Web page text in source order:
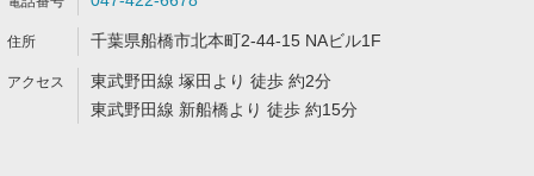
千葉県船橋市北本町2-44-15 NAビル1F
東武野田線 塚田より 徒歩 約2分
東武野田線 新船橋より 徒歩 約15分